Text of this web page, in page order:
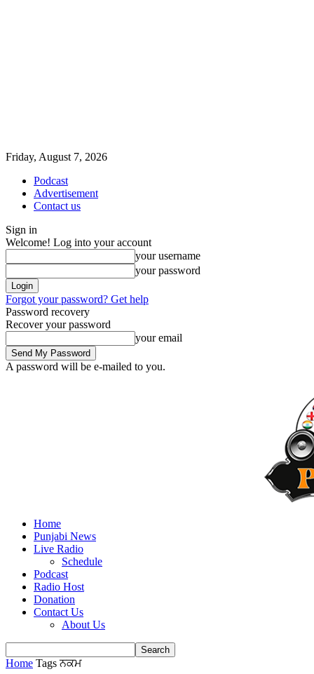
Friday, August 7, 2026
Podcast
Advertisement
Contact us
Sign in
Welcome! Log into your account
your username
your password
Forgot your password? Get help
Password recovery
Recover your password
your email
A password will be e-mailed to you.
Home
Punjabi News
Live Radio
Schedule
Podcast
Radio Host
Donation
Contact Us
About Us
Home Tags ਨਕਮ